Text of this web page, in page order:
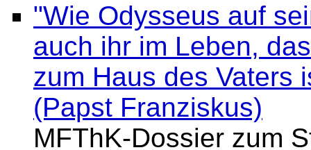
"Wie Odysseus auf
auch ihr im Leben,
zum Haus des Vaters
(Papst Franziskus)
MFThK-Dossier zum